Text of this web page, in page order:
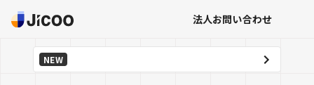
法人お問い合わせ
NEW